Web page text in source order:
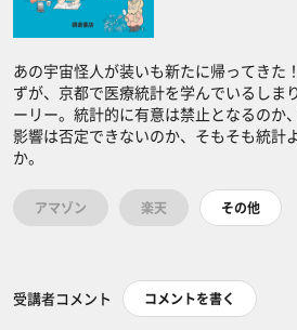
あの宇宙怪人が装いも新たに帰ってきた
ずが、京都で医療統計を学んでいるしま
ーリー。統計的に有意は禁止となるのか
影響は否定できないのか、そもそも統計
か。
アマゾン 楽天 その他
受講者コメント コメントを書く